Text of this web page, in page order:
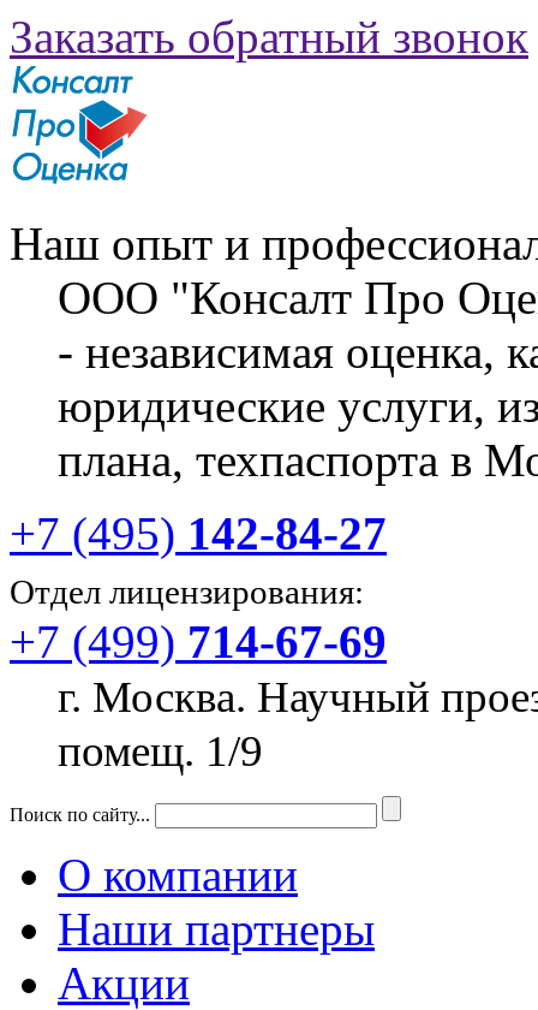
Заказать обратный звонок
Наш опыт и
ООО "Консалт Про
- независимая оценка,
юридические услуги,
плана, техпаспорта в
+7 (495) 142-84-27
Отдел лицензирования:
+7 (499) 714-67-69
г. Москва. Научный
помещ. 1/9
Поиск по сайту...
О компании
Наши партнеры
Акции